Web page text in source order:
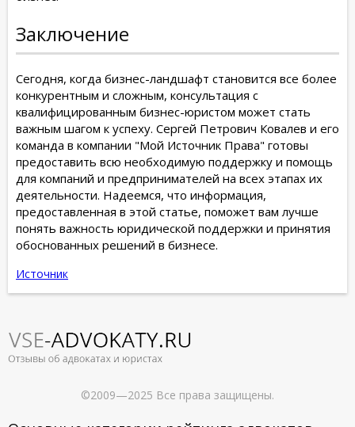
Заключение
Сегодня, когда бизнес-ландшафт становится все более
конкурентным и сложным, консультация с
квалифицированным бизнес-юристом может стать
важным шагом к успеху. Сергей Петрович Ковалев и его
команда в компании "Мой Источник Права" готовы
предоставить всю необходимую поддержку и помощь
для компаний и предпринимателей на всех этапах их
деятельности. Надеемся, что информация,
предоставленная в этой статье, поможет вам лучше
понять важность юридической поддержки и принятия
обоснованных решений в бизнесе.
Источник
©2009—2025 Все права защищены.